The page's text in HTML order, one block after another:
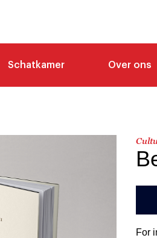
Schatkamer Over ons
For